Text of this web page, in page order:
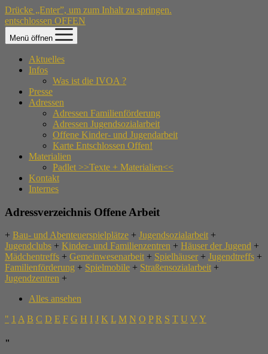
Drücke „Enter”, um zum Inhalt zu springen.
entschlossen OFFEN
Menü öffnen
Aktuelles
Infos
Was ist die IVOA ?
Presse
Adressen
Adressen Familienförderung
Adressen Jugendsozialarbeit
Offene Kinder- und Jugendarbeit
Karte Entschlossen Offen!
Materialien
Padlet >>Texte + Materialien<<
Kontakt
Internes
Adressverzeichnis Offene Arbeit
+ Bau- und Abenteuerspielplätze + Jugendsozialarbeit +
Jugendclubs + Kinder- und Familienzentren + Häuser der Jugend +
Mädchentreffs + Gemeinwesenarbeit + Spielhäuser + Jugendtreffs +
Familienförderung + Spielmobile + Straßensozialarbeit +
Jugendzentren +
Alles ansehen
" 1 A B C D E F G H I J K L M N O P R S T U V Y
"